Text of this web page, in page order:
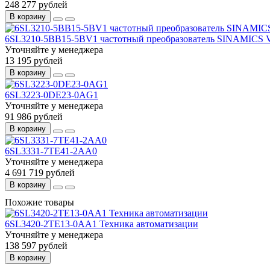
248 277 рублей
В корзину
6SL3210-5BB15-5BV1 частотный преобразователь SINAMICS
Уточняйте у менеджера
13 195 рублей
В корзину
6SL3223-0DE23-0AG1
Уточняйте у менеджера
91 986 рублей
В корзину
6SL3331-7TE41-2AA0
Уточняйте у менеджера
4 691 719 рублей
В корзину
Похожие товары
6SL3420-2TE13-0AA1 Техника автоматизации
Уточняйте у менеджера
138 597 рублей
В корзину